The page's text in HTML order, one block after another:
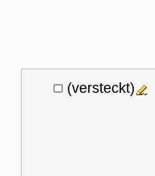
(versteckt)